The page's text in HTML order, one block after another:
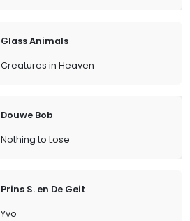
Glass Animals
Creatures in Heaven
Douwe Bob
Nothing to Lose
Prins S. en De Geit
Yvo